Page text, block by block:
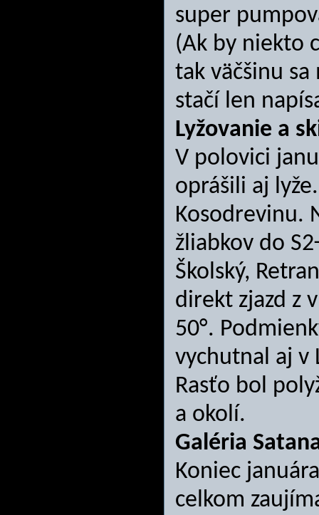
super
(Ak by niekto
tak väčšinu
stačí len
Lyžovanie a
V polovici
oprášili aj
Kosodrevinu.
žliabkov do
Školský,
direkt zjazd z
50°.
vychutnal aj v
Rasťo bol
a okolí.
Galéria
Koniec
celkom